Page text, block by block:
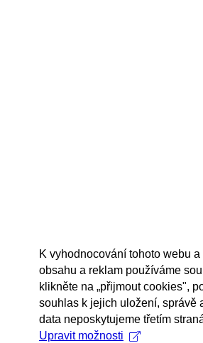
K vyhodnocování tohoto webu
obsahu a reklam používáme
klikněte na „přijmout cookies",
souhlas k jejich uložení, správě
data neposkytujeme třetím
Upravit možnosti